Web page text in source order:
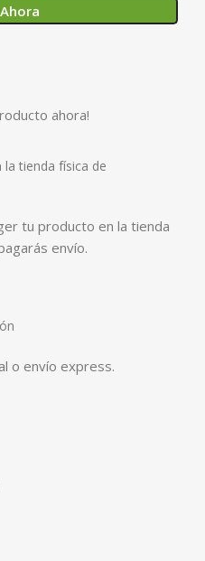
ahora!
la tienda física de
tu producto en la tienda
envío.
o envío express.